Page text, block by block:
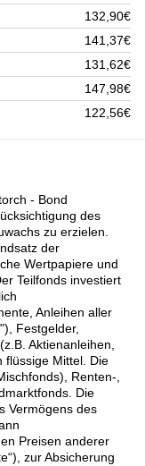
132,90€
141,37€
131,62€
147,98€
122,56€
- Bond
des
zu erzielen.
der
Wertpapiere und
Teilfonds investiert
Anleihen aller
Festgelder,
Aktienanleihen,
flüssige Mittel. Die
Renten-,
Die
Vermögens des
Preisen anderer
zur Absicherung